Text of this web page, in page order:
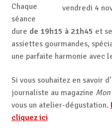
Chaque
séance
dure de 19h15 à 21h45 et
assiettes gourmandes,
une parfaite harmonie avec
Si vous souhaitez en savoir
journaliste au magazine
vous un atelier-dégustation.
cliquez ici